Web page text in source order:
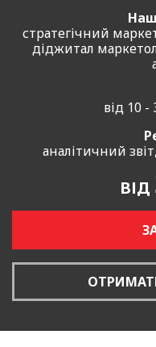
стратегічний
діджитал
від 10 -
аналітичний
ВІД